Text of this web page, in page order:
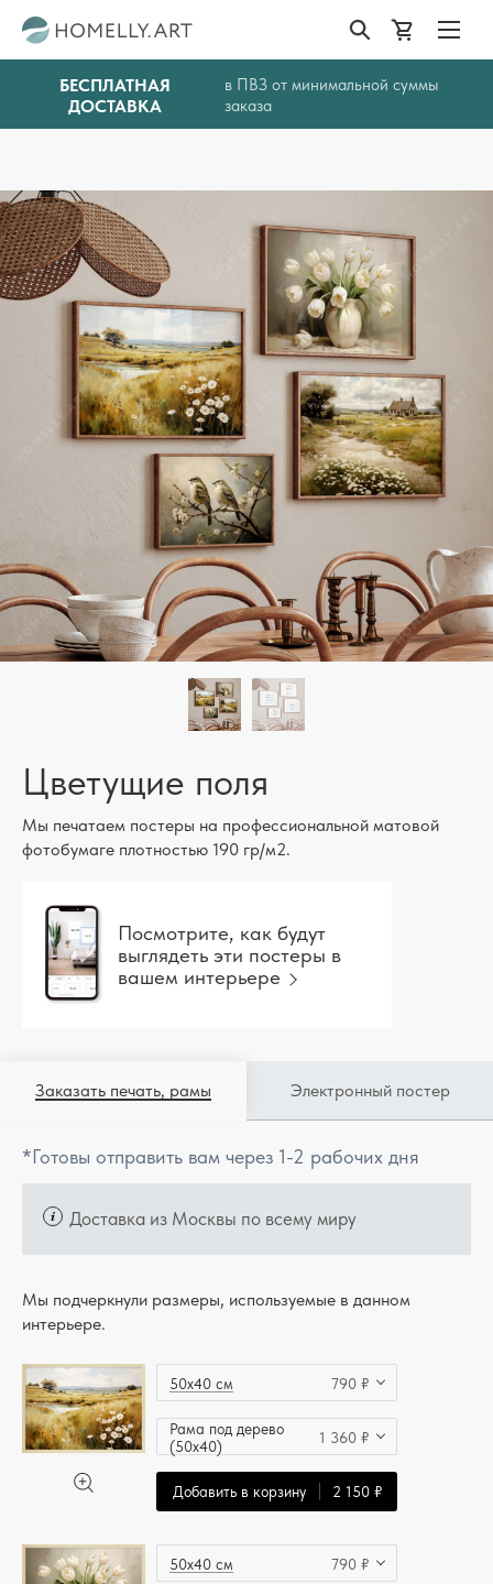
БЕСПЛАТНАЯ
ДОСТАВКА
в ПВЗ от минимальной суммы
заказа
Цветущие поля
Мы печатаем постеры на профессиональной матовой
фотобумаге плотностью 190 гр/м2.
Посмотрите, как будут
выглядеть эти постеры в
вашем интерьере
Заказать печать, рамы Электронный постер
*Готовы отправить вам через 1-2 рабочих дня
Доставка из Москвы по всему миру
Мы подчеркнули размеры, используемые в данном
интерьере.
50x40 см 790 ₽
Рама под дерево
(50x40)
1 360 ₽
Добавить в корзину 2 150 ₽
50x40 см 790 ₽